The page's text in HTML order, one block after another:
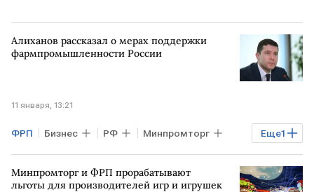
Алиханов рассказал о мерах поддержки
фармпромышленности России
11 января, 13:21
Еще1
ФРП Бизнес РФ Минпромторг
Антон Алиханов
Минпромторг и ФРП прорабатывают
льготы для производителей игр и игрушек